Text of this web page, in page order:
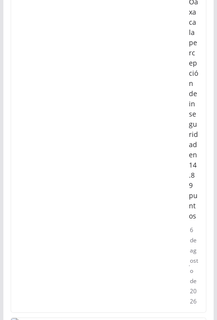
xa
ca
la
pe
rc
ep
ció
n
de
in
se
gu
rid
ad
en
14
.8
9
pu
nt
os
6
de
ag
ost
o
de
20
26